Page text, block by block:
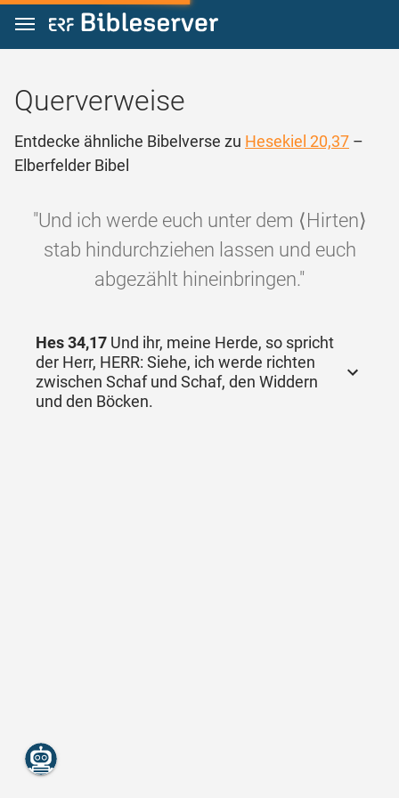
Zum Inhalt springen
Querverweise
Entdecke ähnliche Bibelverse zu Hesekiel 20,37 –
Elberfelder Bibel
"Und ich werde euch unter dem ⟨Hirten⟩
stab hindurchziehen lassen und euch
abgezählt hineinbringen."
Hes 34,17 Und ihr, meine Herde, so spricht
der Herr, HERR: Siehe, ich werde richten
zwischen Schaf und Schaf, den Widdern
und den Böcken.